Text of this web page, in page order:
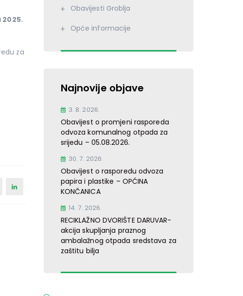
2025.
za
Obavijesti Groblja
Opće informacije
Najnovije objave
3. 8. 2026.
Obavijest o promjeni rasporeda
odvoza komunalnog otpada za
srijedu – 05.08.2026.
30. 7. 2026.
Obavijest o rasporedu odvoza
papira i plastike – OPĆINA
KONČANICA
14. 7. 2026.
RECIKLAŽNO DVORIŠTE DARUVAR-
akcija skupljanja praznog
ambalažnog otpada sredstava za
zaštitu bilja